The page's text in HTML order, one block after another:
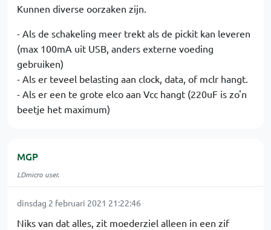
Kunnen diverse oorzaken zijn.
- Als de schakeling meer trekt als de pickit kan leveren
(max 100mA uit USB, anders externe voeding
gebruiken)
- Als er teveel belasting aan clock, data, of mclr hangt.
- Als er een te grote elco aan Vcc hangt (220uF is zo'n
beetje het maximum)
MGP
LDmicro user.
dinsdag 2 februari 2021 21:22:46
Niks van dat alles, zit moederziel alleen in een zif